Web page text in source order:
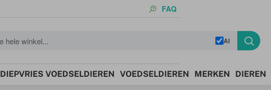
FAQ
AI
DIEPVRIES VOEDSELDIEREN VOEDSELDIEREN MERKEN DIEREN